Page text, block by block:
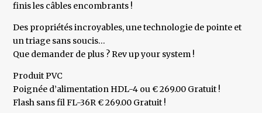
finis les câbles encombrants !
Des propriétés incroyables, une technologie de pointe et
un triage sans soucis…
Que demander de plus ? Rev up your system !
Produit PVC
Poignée d’alimentation HDL-4 ou € 269.00 Gratuit !
Flash sans fil FL-36R € 269.00 Gratuit !